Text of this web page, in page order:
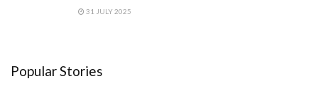
31 JULY 2025
Popular Stories